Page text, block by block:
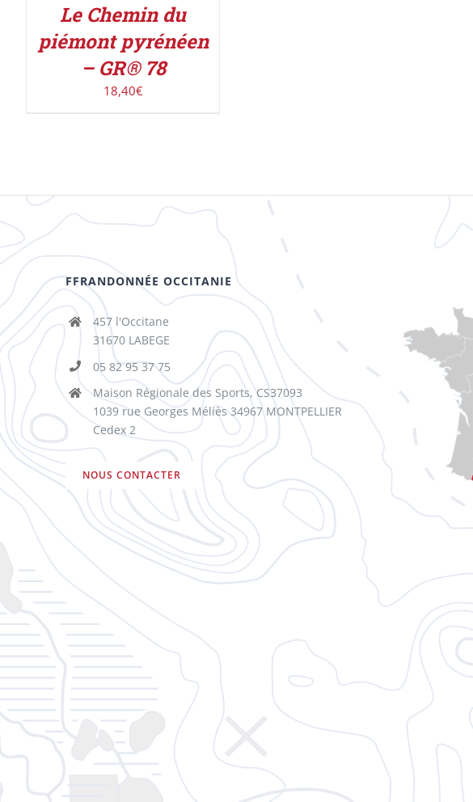
Le Chemin du
piémont pyrénéen
– GR® 78
18,40€
FFRANDONNÉE OCCITANIE
457 l'Occitane
31670 LABEGE
05 82 95 37 75
Maison Régionale des Sports, CS37093
1039 rue Georges Méliès 34967 MONTPELLIER
Cedex 2
NOUS CONTACTER